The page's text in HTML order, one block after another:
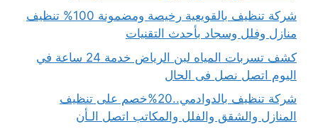
شركة تنظيف بالقويعية رخيصة ومضمونة 100% تنظيف
منازل وفلل وسجاد بأحدث التقنيات
كشف تسربات المياه لبن الرياض خدمة 24 ساعة في
اليوم اتصل نصل فى الحال
شركة تنظيف بالدوادمي..20%خصم على تنظيف
المنازل والشقق والفلل والمكاتب اتصل الـأن